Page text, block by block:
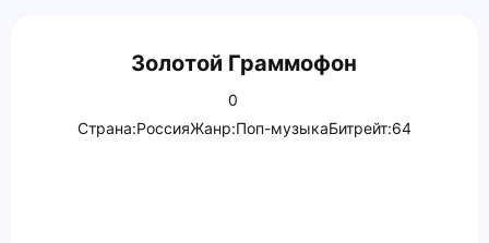
Золотой Граммофон
0
Страна:РоссияЖанр:Поп-музыкаБитрейт:64